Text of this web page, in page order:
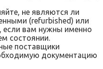
не являются ли
(refurbished) или
если вам нужны именно
состоянии.
поставщики
документацию